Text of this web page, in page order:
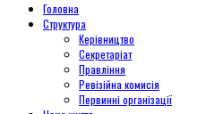
Головна
Структура
Керівництво
Секретаріат
Правління
Ревізійна комисія
Первинні організації